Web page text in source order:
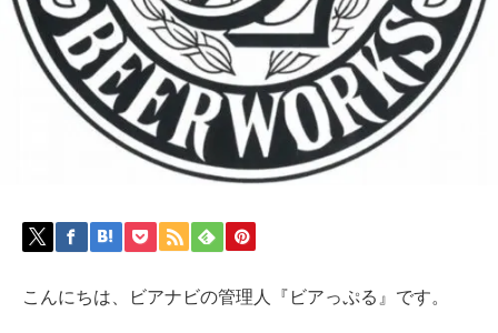
こんにちは、ビアナビの管理人『ビアっぷる』です。